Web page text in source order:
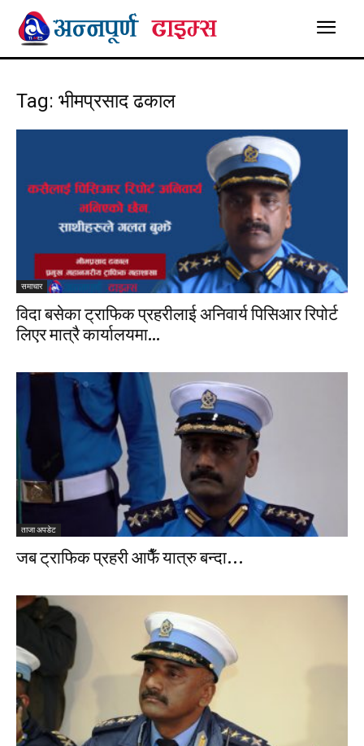
Tag: भीमप्रसाद ढकाल
समाचार
विदा बसेका ट्राफिक प्रहरीलाई अनिवार्य पिसिआर रिपोर्ट
लिएर मात्रै कार्यालयमा...
ताजा अपडेट
जब ट्राफिक प्रहरी आफैँ यात्रु बन्दा…